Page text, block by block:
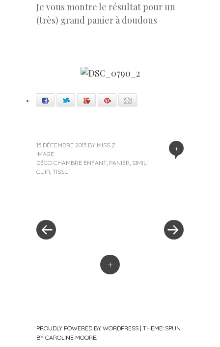
Je vous montre le résultat pour un
(très) grand panier à doudous
Facebook Twitter Google+ Pinterest
+
15 DÉCEMBRE 2013 BY MISS Z
IMAGE
DÉCO CHAMBRE ENFANT PANIER SIMILI
CUIR TISSU
+
PROUDLY POWERED BY WORDPRESS | THEME: SPUN
BY CAROLINE MOORE